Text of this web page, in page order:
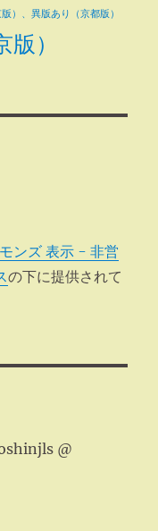
）、異版あり（京都版）
）
ンズ 表示 - 非営
の下に提供されて
@